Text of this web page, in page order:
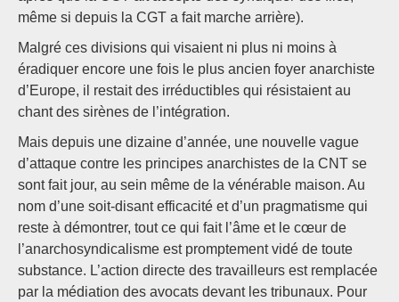
même si depuis la CGT a fait marche arrière).
Malgré ces divisions qui visaient ni plus ni moins à
éradiquer encore une fois le plus ancien foyer anarchiste
d’Europe, il restait des irréductibles qui résistaient au
chant des sirènes de l’intégration.
Mais depuis une dizaine d’année, une nouvelle vague
d’attaque contre les principes anarchistes de la CNT se
sont fait jour, au sein même de la vénérable maison. Au
nom d’une soit-disant efficacité et d’un pragmatisme qui
reste à démontrer, tout ce qui fait l’âme et le cœur de
l’anarchosyndicalisme est promptement vidé de toute
substance. L’action directe des travailleurs est remplacée
par la médiation des avocats devant les tribunaux. Pour